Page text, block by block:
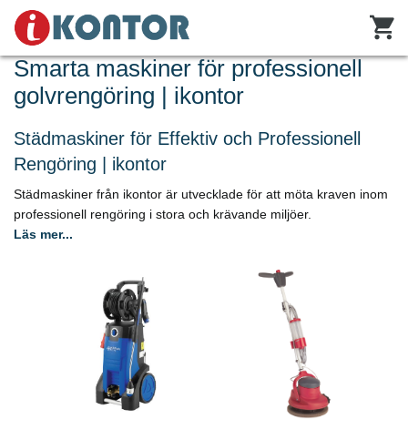
Smarta maskiner för professionell
golvrengöring | ikontor
Städmaskiner för Effektiv och Professionell
Rengöring | ikontor
Städmaskiner från ikontor är utvecklade för att möta kraven inom
professionell rengöring i stora och krävande miljöer.
Läs mer...